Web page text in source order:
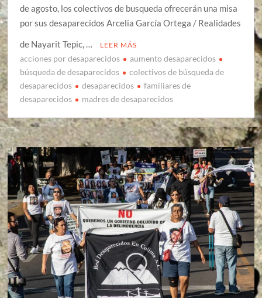
de agosto, los colectivos de busqueda ofrecerán una misa
por sus desaparecidos Arcelia García Ortega / Realidades
de Nayarit Tepic, …
LEER MÁS
acciones por desaparecidos
aumento desaparecidos
búsqueda de desaparecidos
colectivos de búsqueda de
desaparecidos
desaparecidos
familiares de
desaparecidos
madres de desaparecidos